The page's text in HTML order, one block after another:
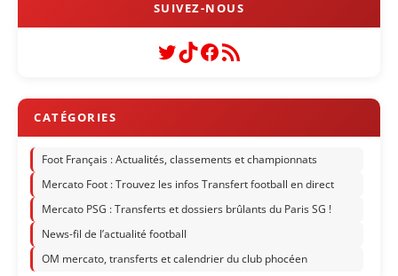
Twitter
TikTok
Facebook
Flux RSS
Foot Français : Actualités, classements et championnats
Mercato Foot : Trouvez les infos Transfert football en direct
Mercato PSG : Transferts et dossiers brûlants du Paris SG !
News-fil de l’actualité football
OM mercato, transferts et calendrier du club phocéen